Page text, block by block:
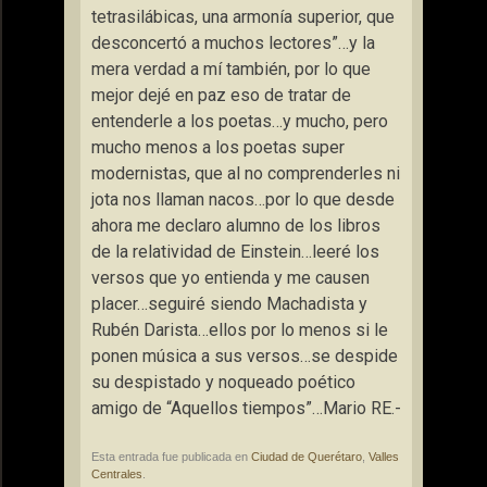
tetrasilábicas, una armonía superior, que
desconcertó a muchos lectores”…y la
mera verdad a mí también, por lo que
mejor dejé en paz eso de tratar de
entenderle a los poetas…y mucho, pero
mucho menos a los poetas super
modernistas, que al no comprenderles ni
jota nos llaman nacos…por lo que desde
ahora me declaro alumno de los libros
de la relatividad de Einstein…leeré los
versos que yo entienda y me causen
placer…seguiré siendo Machadista y
Rubén Darista…ellos por lo menos si le
ponen música a sus versos…se despide
su despistado y noqueado poético
amigo de “Aquellos tiempos”…Mario RE.-
Esta entrada fue publicada en Ciudad de Querétaro Valles
Centrales